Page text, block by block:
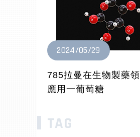
2024/05/29
785拉曼在生物製藥
應用一葡萄糖